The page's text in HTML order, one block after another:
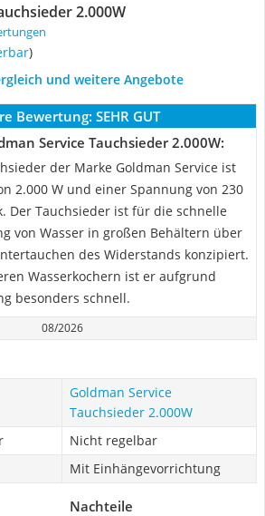
2.000W
)
und weitere Angebote
Bewertung: SEHR GUT
Service Tauchsieder 2.000W:
der Marke Goldman Service ist
2.000 W und einer Spannung von 230
Der Tauchsieder ist für die schnelle
von Wasser in großen Behältern über
des Widerstands konzipiert.
Wasserkochern ist er aufgrund
besonders schnell.
08/2026
Goldman Service
Tauchsieder 2.000W
Nicht regelbar
Mit Einhängevorrichtung
Nachteile